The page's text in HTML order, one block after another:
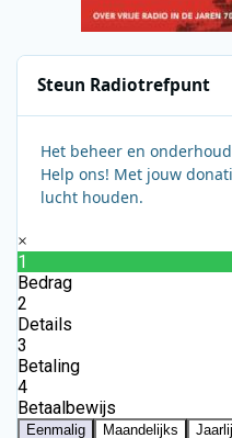
Steun Radiotrefpunt
Het beheer en
Help ons! Met jouw
lucht houden.